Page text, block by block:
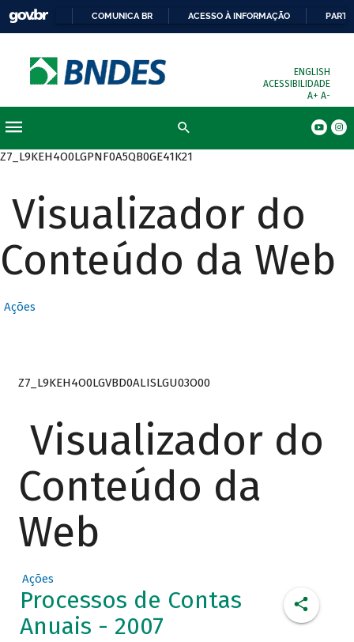
COMUNICA BR ACESSO À INFORMAÇÃO
ENGLISH
ACESSIBILIDADE
A+ A-
Z7_L9KEH4O0LGPNF0A5QB0GE41K21
Visualizador do
Conteúdo da Web
Ações
Z7_L9KEH4O0LGVBD0ALISLGU03O00
Visualizador do
Conteúdo da
Web
Ações
Processos de Contas
Anuais - 2007